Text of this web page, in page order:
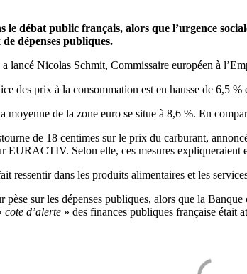
le débat public français, alors que l’urgence
dépenses publiques.
a lancé Nicolas Schmit, Commissaire européen à
des prix à la consommation est en hausse de 6,5 %
de la zone euro se situe à 8,6 %. En
de 18 centimes sur le prix du carburant,
EURACTIV. Selon elle, ces mesures
ressentir dans les produits alimentaires et les
sur les dépenses publiques, alors que la
cote d’alerte » des finances publiques française était